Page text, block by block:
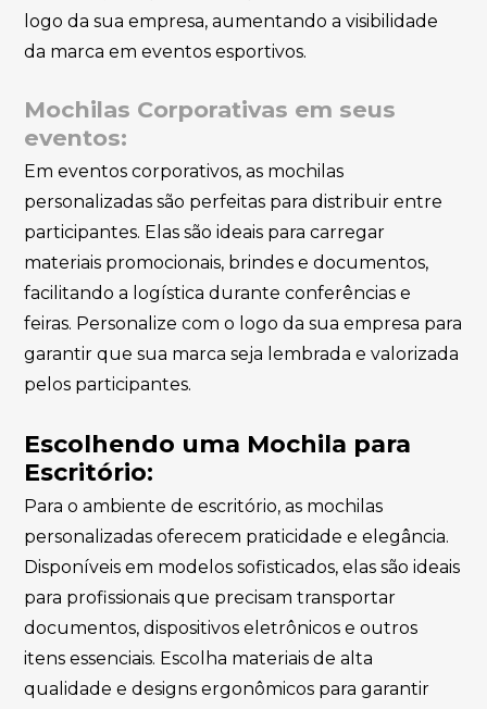
logo da sua empresa, aumentando a visibilidade
da marca em eventos esportivos.
Mochilas Corporativas em seus
eventos:
Em eventos corporativos, as mochilas
personalizadas são perfeitas para distribuir entre
participantes. Elas são ideais para carregar
materiais promocionais, brindes e documentos,
facilitando a logística durante conferências e
feiras. Personalize com o logo da sua empresa para
garantir que sua marca seja lembrada e valorizada
pelos participantes.
Escolhendo uma Mochila para
Escritório:
Para o ambiente de escritório, as mochilas
personalizadas oferecem praticidade e elegância.
Disponíveis em modelos sofisticados, elas são ideais
para profissionais que precisam transportar
documentos, dispositivos eletrônicos e outros
itens essenciais. Escolha materiais de alta
qualidade e designs ergonômicos para garantir